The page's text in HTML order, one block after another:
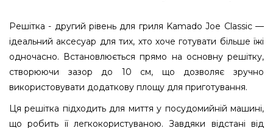
Решітка - другий рівень для гриля Kamado Joe Classic —
ідеальний аксесуар для тих, хто хоче готувати більше їжі
одночасно. Встановлюється прямо на основну решітку,
створюючи зазор до 10 см, що дозволяє зручно
використовувати додаткову площу для приготування.
Ця решітка підходить для миття у посудомийній машині,
що робить її легкокористуваною. Завдяки відстані від